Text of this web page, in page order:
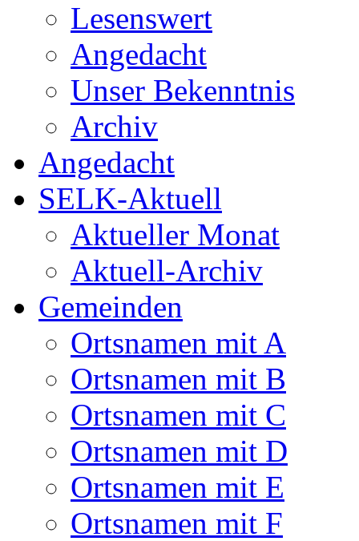
Lesenswert
Angedacht
Unser Bekenntnis
Archiv
Angedacht
SELK-Aktuell
Aktueller Monat
Aktuell-Archiv
Gemeinden
Ortsnamen mit A
Ortsnamen mit B
Ortsnamen mit C
Ortsnamen mit D
Ortsnamen mit E
Ortsnamen mit F